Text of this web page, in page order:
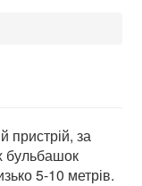
пристрій, за
бульбашок
5-10 метрів.